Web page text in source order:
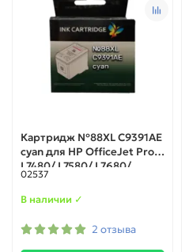
Картридж №88XL C9391AE
cyan для HP OfficeJet Pro
L7480/ L7580/ L7680/
L7780/ K5400/ K550 ОЕМ
02537
В наличии ✓
2 отзыва